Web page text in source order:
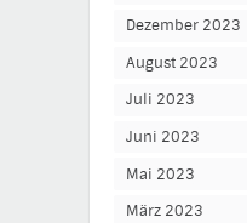
Dezember 2023
August 2023
Juli 2023
Juni 2023
Mai 2023
März 2023